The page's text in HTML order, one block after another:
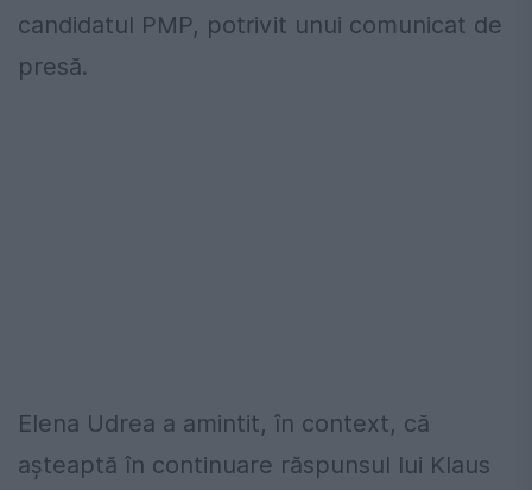
candidatul PMP, potrivit unui comunicat de
presă.
Elena Udrea a amintit, în context, că
așteaptă în continuare răspunsul lui Klaus